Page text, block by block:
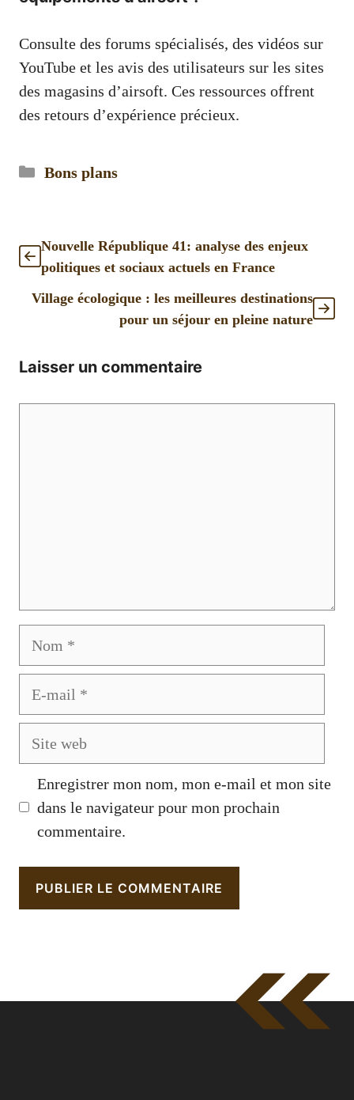
Consulte des forums spécialisés, des vidéos sur
YouTube et les avis des utilisateurs sur les sites
des magasins d’airsoft. Ces ressources offrent
des retours d’expérience précieux.
Catégories
Bons plans
Nouvelle République 41: analyse des enjeux
politiques et sociaux actuels en France
Village écologique : les meilleures destinations
pour un séjour en pleine nature
Laisser un commentaire
Enregistrer mon nom, mon e-mail et mon site
dans le navigateur pour mon prochain
commentaire.